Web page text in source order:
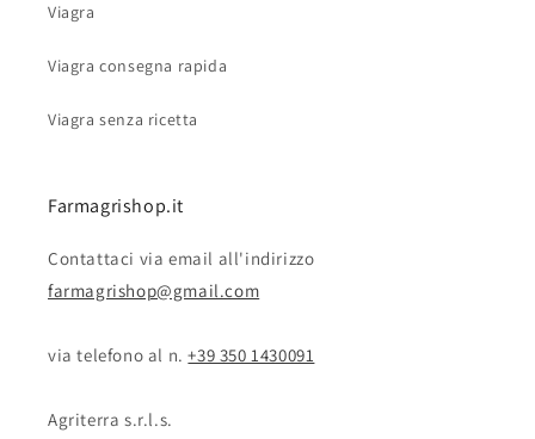
Viagra
Viagra consegna rapida
Viagra senza ricetta
Farmagrishop.it
Contattaci via email all'indirizzo
farmagrishop@gmail.com
via telefono al n. ‭‭+39 350 1430091
Agriterra s.r.l.s.